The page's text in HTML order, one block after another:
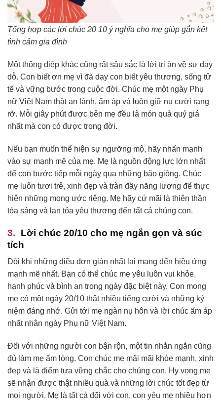
Tổng hợp các lời chúc 20 10 ý nghĩa cho mẹ giúp gắn kết
tình cảm gia đình
Một thông điệp khác cũng rất sâu sắc là lời tri ân về sự dạy
dỗ. Con biết ơn mẹ vì đã dạy con biết yêu thương, sống tử
tế và vững bước trong cuộc đời. Chúc mẹ một ngày Phụ
nữ Việt Nam thật an lành, ấm áp và luôn giữ nụ cười rạng
rỡ. Mỗi giây phút được bên mẹ đều là món quà quý giá
nhất mà con có được trong đời.
Nếu bạn muốn thể hiện sự ngưỡng mộ, hãy nhấn mạnh
vào sự mạnh mẽ của mẹ. Mẹ là nguồn động lực lớn nhất
để con bước tiếp mỗi ngày qua những bão giông. Chúc
mẹ luôn tươi trẻ, xinh đẹp và tràn đầy năng lượng để thực
hiện những mong ước riêng. Mẹ hãy cứ mãi là thiên thần
tỏa sáng và lan tỏa yêu thương đến tất cả chúng con.
Lời chúc 20/10 cho mẹ ngắn gọn và súc
tích
Đôi khi những điều đơn giản nhất lại mang đến hiệu ứng
mạnh mẽ nhất. Bạn có thể chúc mẹ yêu luôn vui khỏe,
hạnh phúc và bình an trong ngày đặc biệt này. Con mong
mẹ có một ngày 20/10 thật nhiều tiếng cười và những kỷ
niệm đáng nhớ. Gửi tới mẹ ngàn nụ hôn và lời chúc ấm áp
nhất nhân ngày Phụ nữ Việt Nam.
Đối với những người con bận rộn, một tin nhắn ngắn cũng
đủ làm mẹ ấm lòng. Con chúc mẹ mãi mãi khỏe mạnh, xinh
đẹp và là điểm tựa vững chắc cho chúng con. Hy vọng mẹ
sẽ nhận được thật nhiều quà và những lời chúc tốt đẹp từ
mọi người. Mẹ là tất cả đối với con, con yêu mẹ nhiều hơn